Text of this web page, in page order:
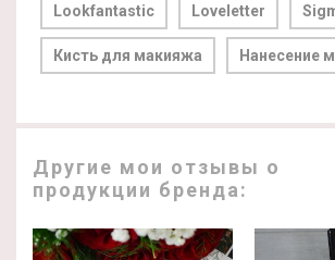
Lookfantastic Loveletter
Кисть для макияжа Нанесение
Другие мои отзывы о
продукции бренда: